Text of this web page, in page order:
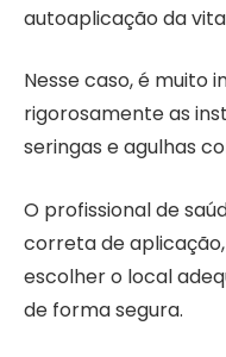
autoaplicação da
Nesse caso, é muito
rigorosamente as
seringas e agulhas
O profissional de
correta de
escolher o local
de forma segura.